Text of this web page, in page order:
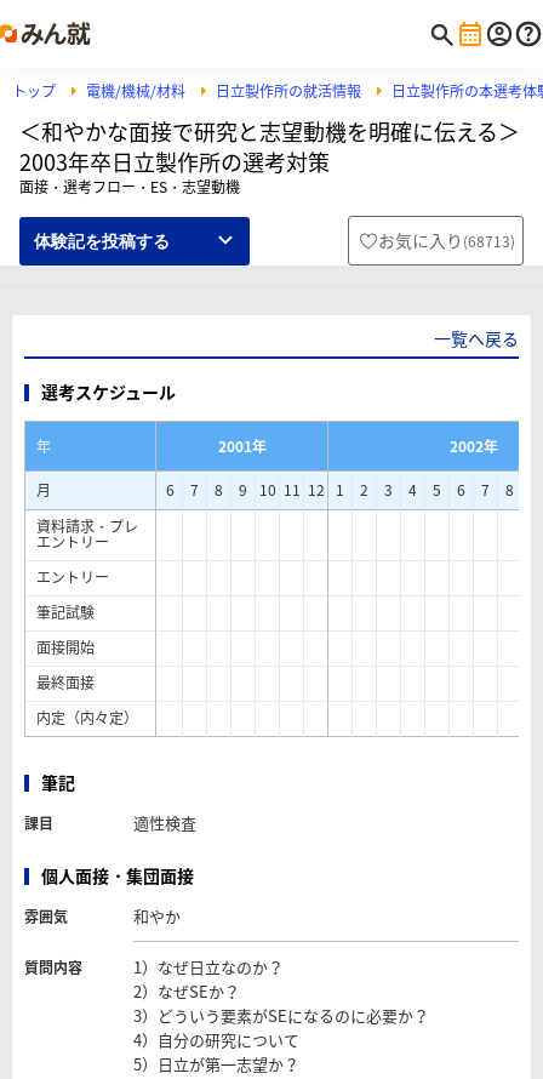
トップ 電機/機械/材料 日立製作所の就活情報 日立製作所の本選考体
＜和やかな面接で研究と志望動機を明確に伝える＞
2003年卒日立製作所の選考対策
面接・選考フロー・ES・志望動機
体験記を投稿する お気に入り (68713)
一覧へ戻る
選考スケジュール
年 2001年
2002年
月
6 7 8 9 10 11 12 1 2 3 4 5 6 7 8
資料請求・プレ
エントリー
エントリー
筆記試験
面接開始
最終面接
内定（内々定）
筆記
課目 適性検査
個人面接・集団面接
雰囲気 和やか
質問内容
1）なぜ日立なのか？
2）なぜSEか？
3）どういう要素がSEになるのに必要か？
4）自分の研究について
5）日立が第一志望か？